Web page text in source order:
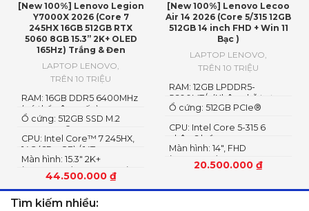
[New 100%] Lenovo Legion
Y7000X 2026 (Core 7
245HX 16GB 512GB RTX
5060 8GB 15.3” 2K+ OLED
165Hz) Trắng & Đen
LAPTOP LENOVO,
TRÊN 10 TRIỆU
44.500.000 ₫
Màn hình: 15.3″ 2K+
(2560×1600) OLED 1100nits
(peak) / 500nits (typical)
Glossy, 100% DCI-P3, 165Hz,
G-SYNC®, DisplayHDR™
CPU: Intel Core™ 7 245HX,
14C (6P + 8E) / 14T
Ổ cứng: 512GB SSD M.2
2242 PCIe® 4.0×4 NVMe
RAM: 16GB DDR5 6400MHz
(có thể nâng cấp)
[New 100%] Lenovo Lecoo
Air 14 2026 (Core 5/315 12GB
512GB 14 inch FHD + Win 11
Bạc )
LAPTOP LENOVO,
TRÊN 10 TRIỆU
20.500.000 ₫
Màn hình: 14″, FHD
(1920x1200) IPS, 16:10
CPU: Intel Core 5-315 6
nhân 6 luồng
Ổ cứng: 512GB PCIe®
RAM: 12GB LPDDR5-
5600MT/s (Không hỗ trợ
nâng cấp)
Tìm kiếm nhiều: